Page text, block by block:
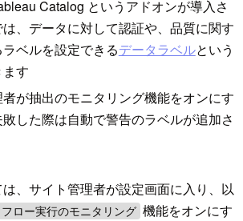
Catalog というアドオンが導入さ
、データに対して認証や、品質に関す
ベルを設定できるデータラベルという
す
が抽出のモニタリング機能をオンにす
した際は自動で警告のラベルが追加さ
、サイト管理者が設定画面に入り、以
ロー実行のモニタリング 機能をオンにす